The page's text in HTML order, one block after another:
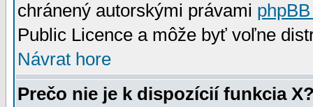
chránený autorskými právami
Public Licence a môže byť voľne
Návrat hore
Prečo nie je k dispozícií funkcia